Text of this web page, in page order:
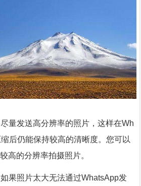
量发送高分辨率的照片，这样在Wh
后仍能保持较高的清晰度。您可以
高的分辨率拍摄照片。
果照片太大无法通过WhatsApp发